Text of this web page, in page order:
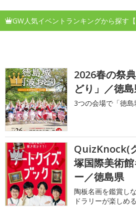
GW人気イベントランキングから探す【
1
2026春の祭
どり」／徳
3つの会場で「徳
2
QuizKnock(
塚国際美術
ー／徳島県
陶板名画を鑑賞し
ドラリーが楽しめる